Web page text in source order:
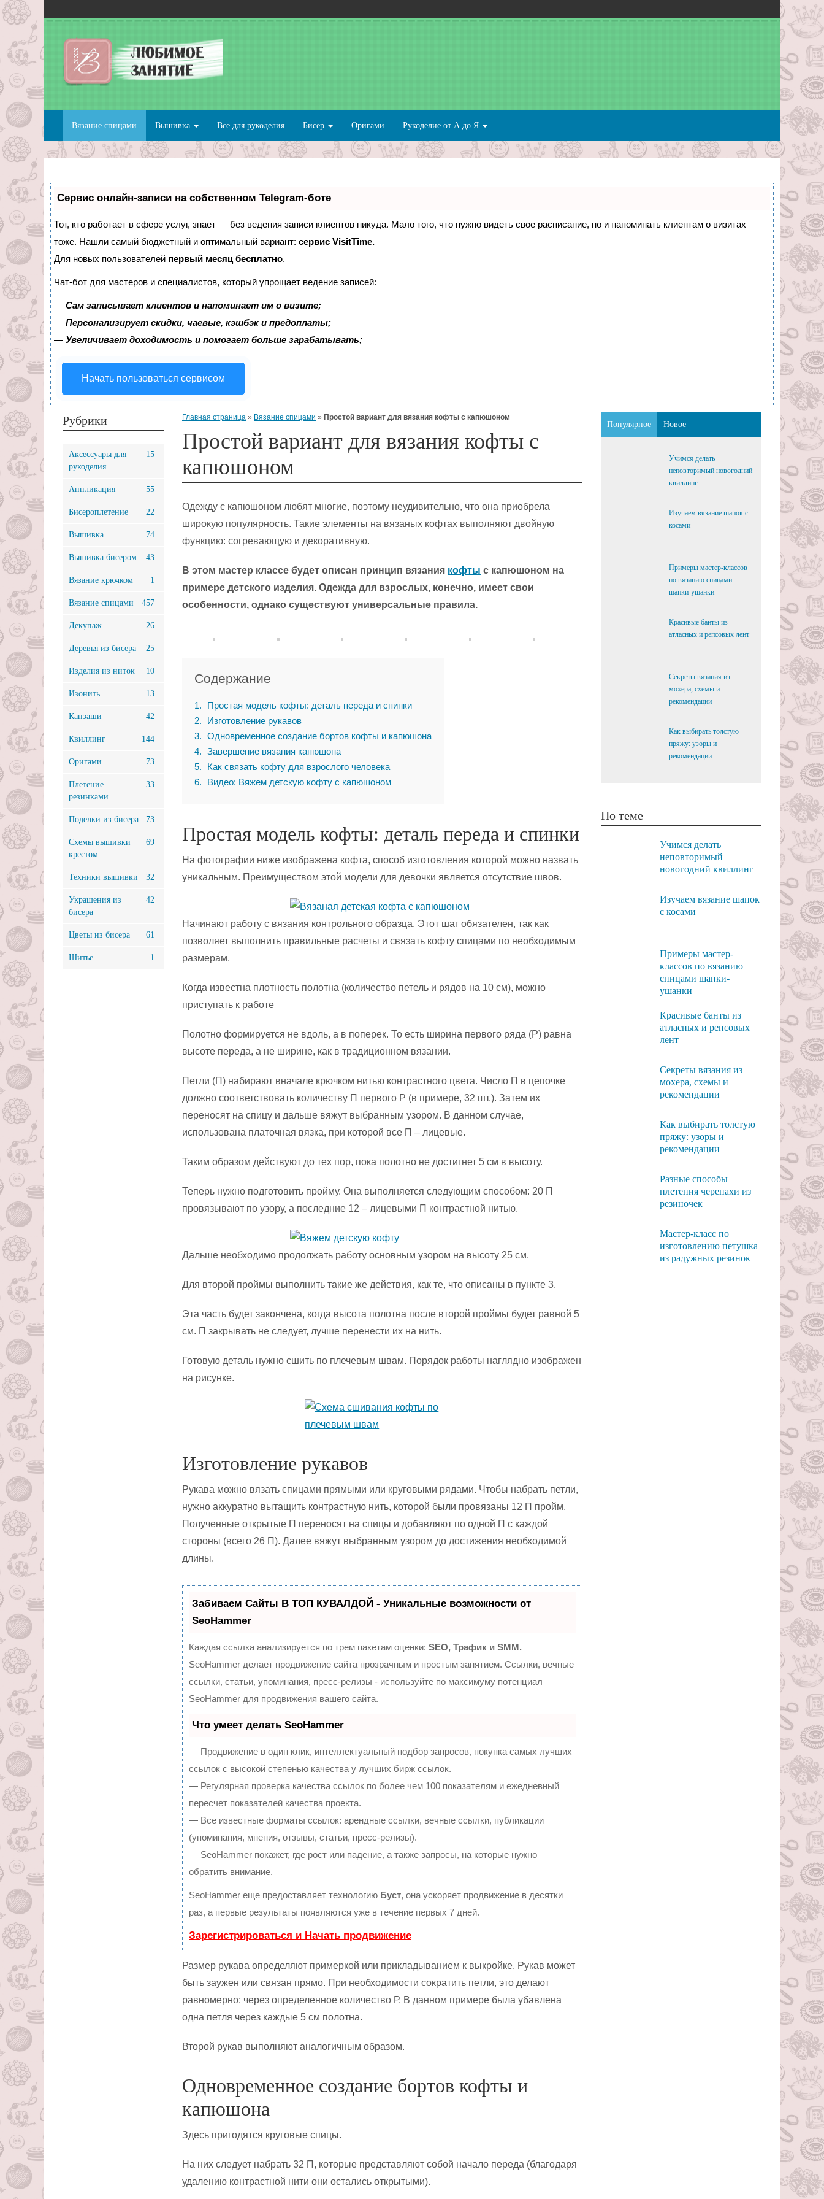
Вязание спицами Вышивка Все для рукоделия Бисер Оригами Рукоделие от А до Я
Сервис онлайн-записи на собственном Telegram-боте
Тот, кто работает в сфере услуг, знает — без ведения записи клиентов никуда. Мало того, что нужно видеть свое расписание, но и напоминать клиентам о визитах
тоже. Нашли самый бюджетный и оптимальный вариант: сервис VisitTime.
Для новых пользователей первый месяц бесплатно.
Чат-бот для мастеров и специалистов, который упрощает ведение записей:
— Сам записывает клиентов и напоминает им о визите;
— Персонализирует скидки, чаевые, кэшбэк и предоплаты;
— Увеличивает доходимость и помогает больше зарабатывать;
Начать пользоваться сервисом
Главная страница » Вязание спицами » Простой вариант для вязания кофты с капюшоном
Простой вариант для вязания кофты с
капюшоном
Одежду с капюшоном любят многие, поэтому неудивительно, что она приобрела
широкую популярность. Такие элементы на вязаных кофтах выполняют двойную
функцию: согревающую и декоративную.
В этом мастер классе будет описан принцип вязания кофты с капюшоном на
примере детского изделия. Одежда для взрослых, конечно, имеет свои
особенности, однако существуют универсальные правила.
Содержание
1
Простая модель кофты: деталь переда и спинки
2
Изготовление рукавов
3
Одновременное создание бортов кофты и капюшона
4
Завершение вязания капюшона
5
Как связать кофту для взрослого человека
6
Видео: Вяжем детскую кофту с капюшоном
Простая модель кофты: деталь переда и спинки
На фотографии ниже изображена кофта, способ изготовления которой можно назвать
уникальным. Преимуществом этой модели для девочки является отсутствие швов.
Начинают работу с вязания контрольного образца. Этот шаг обязателен, так как
позволяет выполнить правильные расчеты и связать кофту спицами по необходимым
размерам.
Когда известна плотность полотна (количество петель и рядов на 10 см), можно
приступать к работе
Полотно формируется не вдоль, а в поперек. То есть ширина первого ряда (Р) равна
высоте переда, а не ширине, как в традиционном вязании.
Петли (П) набирают вначале крючком нитью контрастного цвета. Число П в цепочке
должно соответствовать количеству П первого Р (в примере, 32 шт.). Затем их
переносят на спицу и дальше вяжут выбранным узором. В данном случае,
использована платочная вязка, при которой все П – лицевые.
Таким образом действуют до тех пор, пока полотно не достигнет 5 см в высоту.
Теперь нужно подготовить пройму. Она выполняется следующим способом: 20 П
провязывают по узору, а последние 12 – лицевыми П контрастной нитью.
Дальше необходимо продолжать работу основным узором на высоту 25 см.
Для второй проймы выполнить такие же действия, как те, что описаны в пункте 3.
Эта часть будет закончена, когда высота полотна после второй проймы будет равной 5
см. П закрывать не следует, лучше перенести их на нить.
Готовую деталь нужно сшить по плечевым швам. Порядок работы наглядно изображен
на рисунке.
Изготовление рукавов
Рукава можно вязать спицами прямыми или круговыми рядами. Чтобы набрать петли,
нужно аккуратно вытащить контрастную нить, которой были провязаны 12 П пройм.
Полученные открытые П переносят на спицы и добавляют по одной П с каждой
стороны (всего 26 П). Далее вяжут выбранным узором до достижения необходимой
длины.
Забиваем Сайты В ТОП КУВАЛДОЙ - Уникальные возможности от
SeoHammer
Каждая ссылка анализируется по трем пакетам оценки: SEO, Трафик и SMM.
SeoHammer делает продвижение сайта прозрачным и простым занятием. Ссылки, вечные
ссылки, статьи, упоминания, пресс-релизы - используйте по максимуму потенциал
SeoHammer для продвижения вашего сайта.
Что умеет делать SeoHammer
— Продвижение в один клик, интеллектуальный подбор запросов, покупка самых лучших
ссылок с высокой степенью качества у лучших бирж ссылок.
— Регулярная проверка качества ссылок по более чем 100 показателям и ежедневный
пересчет показателей качества проекта.
— Все известные форматы ссылок: арендные ссылки, вечные ссылки, публикации
(упоминания, мнения, отзывы, статьи, пресс-релизы).
— SeoHammer покажет, где рост или падение, а также запросы, на которые нужно
обратить внимание.
SeoHammer еще предоставляет технологию Буст, она ускоряет продвижение в десятки
раз, а первые результаты появляются уже в течение первых 7 дней.
Зарегистрироваться и Начать продвижение
Размер рукава определяют примеркой или прикладыванием к выкройке. Рукав может
быть заужен или связан прямо. При необходимости сократить петли, это делают
равномерно: через определенное количество Р. В данном примере была убавлена
одна петля через каждые 5 см полотна.
Второй рукав выполняют аналогичным образом.
Одновременное создание бортов кофты и
капюшона
Здесь пригодятся круговые спицы.
На них следует набрать 32 П, которые представляют собой начало переда (благодаря
удалению контрастной нити они остались открытыми).
Популярное Новое
Учимся делать
неповторимый новогодний
квиллинг
Изучаем вязание шапок с
косами
Примеры мастер-классов
по вязанию спицами
шапки-ушанки
Красивые банты из
атласных и репсовых лент
Секреты вязания из
мохера, схемы и
рекомендации
Как выбирать толстую
пряжу: узоры и
рекомендации
По теме
Учимся делать
неповторимый
новогодний квиллинг
Изучаем вязание шапок
с косами
Примеры мастер-
классов по вязанию
спицами шапки-
ушанки
Красивые банты из
атласных и репсовых
лент
Секреты вязания из
мохера, схемы и
рекомендации
Как выбирать толстую
пряжу: узоры и
рекомендации
Разные способы
плетения черепахи из
резиночек
Мастер-класс по
изготовлению петушка
из радужных резинок
Рубрики
Аксессуары для
рукоделия
15
Аппликация 55
Бисероплетение 22
Вышивка 74
Вышивка бисером 43
Вязание крючком 1
Вязание спицами 457
Декупаж 26
Деревья из бисера 25
Изделия из ниток 10
Изонить 13
Канзаши 42
Квиллинг 144
Оригами 73
Плетение
резинками
33
Поделки из бисера 73
Схемы вышивки
крестом
69
Техники вышивки 32
Украшения из
бисера
42
Цветы из бисера 61
Шитье 1